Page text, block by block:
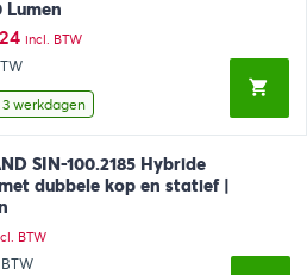
Lumen
Huidige
prijs
is:
€42,24.
incl. BTW
werkdagen
SIN-100.2185 Hybride
dubbele kop en statief |
BTW